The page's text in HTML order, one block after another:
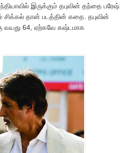
இருக்கும் தபுவின் தந்தை பரேஷ்
சிக்கல் தான் படத்தின் கதை. தபுவின்
வயது 64, ஏற்கவே கஷ்டமாக